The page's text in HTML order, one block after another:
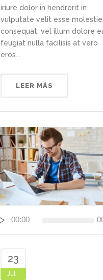
iriure dolor in hendrerit in
vulputate velit esse molestie
consequat, vel illum dolore
feugiat nulla facilisis at vero
eros...
LEER MÁS
00:00
23
Jul